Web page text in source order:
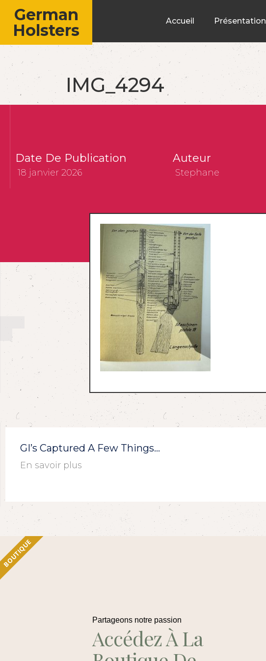
German
Holsters
Accueil Présentation
IMG_4294
Date De Publication
18 janvier 2026
Auteur
Stephane
GI’s Captured A Few Things…
En savoir plus
Partageons notre passion
Accédez À La
BOUTIQUE